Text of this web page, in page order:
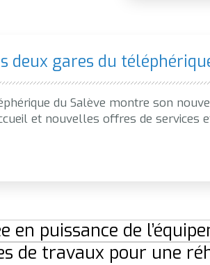
deux gares du
du Salève montre son
et nouvelles offres de services
en puissance de
de travaux pour une